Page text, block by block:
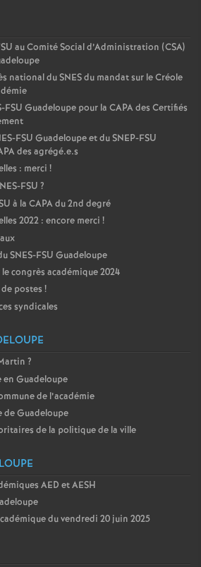
au Comité Social d’Administration (CSA)
national du SNES du mandat sur le Créole
FSU Guadeloupe pour la CAPA des Certifiés
FSU Guadeloupe et du SNEP-FSU
des agrégé.e.s
: merci !
FSU ?
à la CAPA du 2nd degré
2022 : encore merci !
SNES-FSU Guadeloupe
congrès académique 2024
postes !
syndicales
?
Guadeloupe
de l’académie
de Guadeloupe
de la politique de la ville
AED et AESH
du vendredi 20 juin 2025